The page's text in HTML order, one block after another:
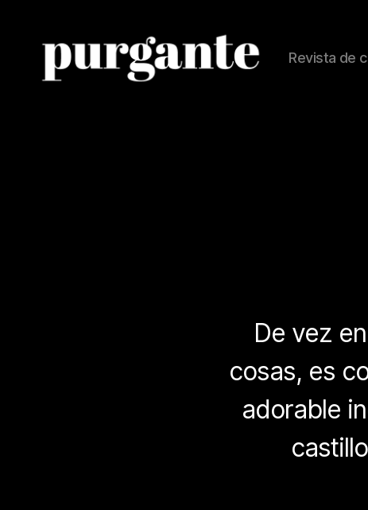
Revista de
De vez
cosas, es
adorable